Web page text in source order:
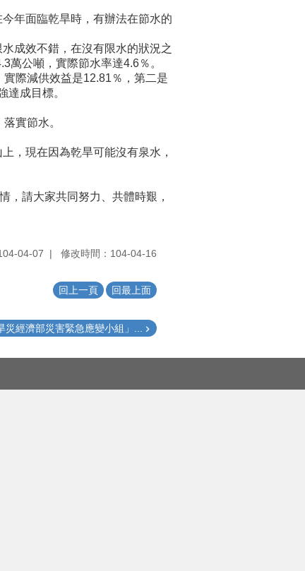
年面臨乾旱時，有辦法在節水的
成效不錯，在沒有限水的狀況之
萬公噸，實際節水率達4.6％。
際減供效益是12.81％，第二是
成目標。
實節水。
，現在因為乾旱可能沒有泉水，
，請大家共同努力、共體時艱，
04-07 修改時間：104-04-16
回上一頁 回最上面
災經濟部災害緊急應變小組」...